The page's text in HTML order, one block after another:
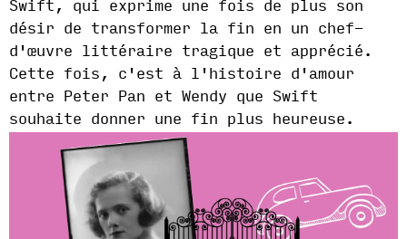
Swift, qui exprime une fois de plus son
désir de transformer la fin en un chef-
d'œuvre littéraire tragique et apprécié.
Cette fois, c'est à l'histoire d'amour
entre Peter Pan et Wendy que Swift
souhaite donner une fin plus heureuse.